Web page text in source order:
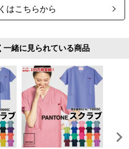
はこちらから
一緒に見られている商品